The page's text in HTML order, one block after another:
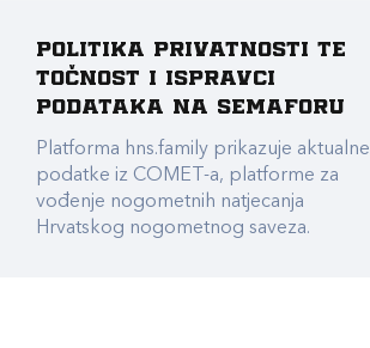
Politika privatnosti te
točnost i ispravci
podataka na Semaforu
Platforma hns.family prikazuje aktualne
podatke iz COMET-a, platforme za
vođenje nogometnih natjecanja
Hrvatskog nogometnog saveza.